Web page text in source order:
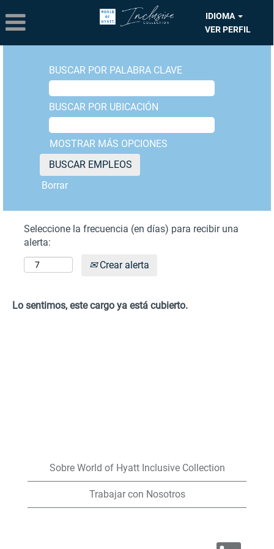
IDIOMA
VER PERFIL
BUSCAR POR PALABRA CLAVE
BUSCAR POR UBICACIÓN
MOSTRAR MÁS OPCIONES
Borrar
Seleccione la frecuencia (en días) para recibir una
alerta:
Crear alerta
Lo sentimos, este cargo ya está cubierto.
Sobre World of Hyatt Inclusive Collection
Trabajar con Nosotros
S